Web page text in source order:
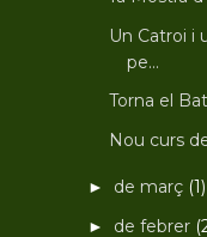
Un Catroi i
pe...
Torna el
Nou curs
► de març (1)
► de febrer